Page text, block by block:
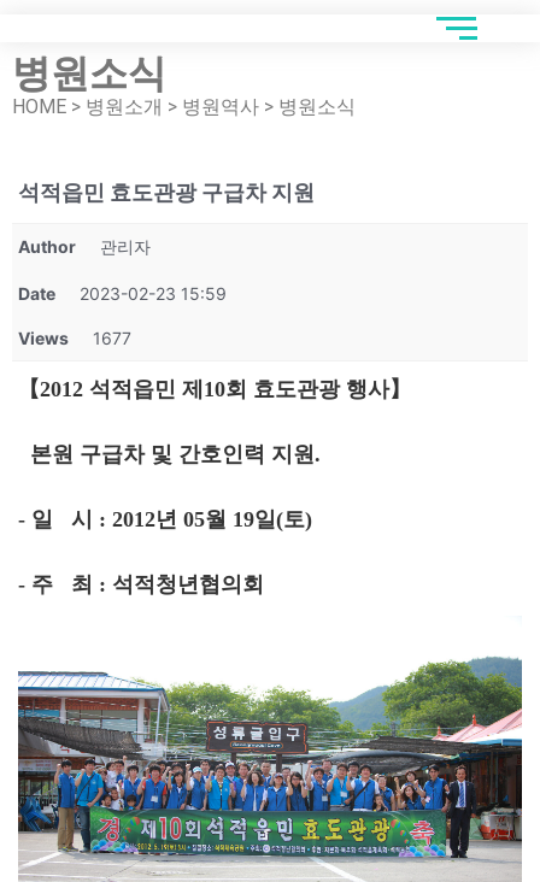
병원소식
HOME > 병원소개 > 병원역사 > 병원소식
석적읍민 효도관광 구급차 지원
Author 관리자
Date 2023-02-23 15:59
Views 1677
【2012 석적읍민 제10회 효도관광 행사】
본원 구급차 및 간호인력 지원.
- 일 시 : 2012년 05월 19일(토)
- 주 최 : 석적청년협의회